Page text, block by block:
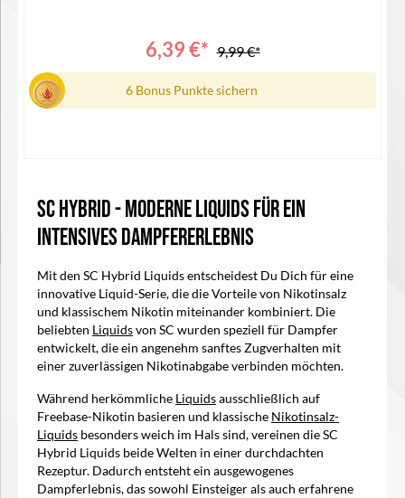
6,39 €* 9,99 €*
6 Bonus Punkte sichern
Details
SC Hybrid - Moderne Liquids für ein
Intensives Dampfererlebnis
Mit den SC Hybrid Liquids entscheidest Du Dich für eine
innovative Liquid-Serie, die die Vorteile von Nikotinsalz
und klassischem Nikotin miteinander kombiniert. Die
beliebten Liquidsvon SC wurden speziell für Dampfer
entwickelt, die ein angenehm sanftes Zugverhalten mit
einer zuverlässigen Nikotinabgabe verbinden möchten.
Während herkömmliche Liquidsausschließlich auf
Freebase-Nikotin basieren und klassische Nikotinsalz-
Liquids besonders weich im Hals sind, vereinen die SC
Hybrid Liquids beide Welten in einer durchdachten
Rezeptur. Dadurch entsteht ein ausgewogenes
Dampferlebnis, das sowohl Einsteiger als auch erfahrene